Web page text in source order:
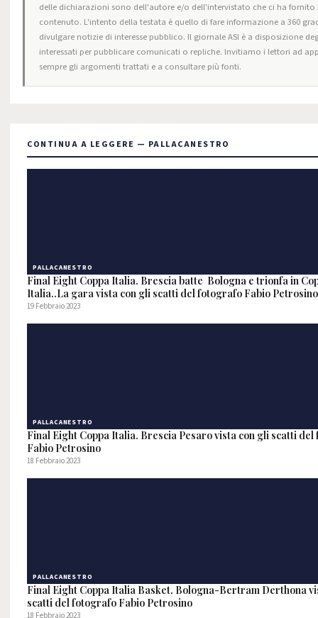
delle dichiarazioni sono dell'autore e/o dell'intervistato che ci ha fornito
contenuto. L'intento della testata è quello di fare informazione a 360
divulgare notizie di interesse pubblico. Il giornale ASI è a disposizione
interessati per pubblicare comunicati o repliche. Invitiamo i lettori ad
sempre gli argomenti trattati e a consultare più fonti.
CONTINUA A LEGGERE — PALLACANESTRO
PALLACANESTRO
Final Eight Coppa Italia. Brescia batte Bologna e trionfa in
Italia..La gara vista con gli scatti del fotografo Fabio Petrosino
19 Febbraio 2023
PALLACANESTRO
Final Eight Coppa Italia. Brescia Pesaro vista con gli scatti
Fabio Petrosino
18 Febbraio 2023
PALLACANESTRO
Final Eight Coppa Italia Basket. Bologna-Bertram Derthona
scatti del fotografo Fabio Petrosino
18 Febbraio 2023